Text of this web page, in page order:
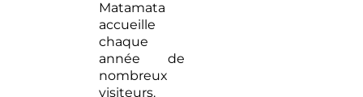
Matamata
accueille
chaque
année de
nombreux
visiteurs.